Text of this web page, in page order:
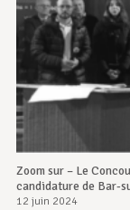
Zoom sur – Le
candidature de Bar-
12 juin 2024